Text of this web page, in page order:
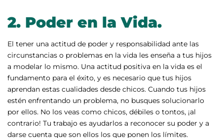
2. Poder en la Vida.
El tener una actitud de poder y responsabilidad ante las
circunstancias o problemas en la vida les enseña a tus hijos
a modelar lo mismo. Una actitud positiva en la vida es el
fundamento para el éxito, y es necesario que tus hijos
aprendan estas cualidades desde chicos. Cuando tus hijos
estén enfrentando un problema, no busques solucionarlo
por ellos. No los veas como chicos, débiles o tontos, ¡al
contrario! Tu trabajo es ayudarlos a reconocer su poder y a
darse cuenta que son ellos los que ponen los límites.